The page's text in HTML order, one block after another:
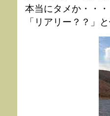
本当にタメか・・・
「リアリー？？」